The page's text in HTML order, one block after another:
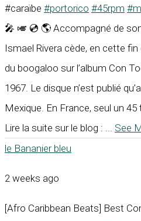
#caraïbe #portorico #45rpm
🎤 🎺 💿 🌎 Accompagné de
Ismael Rivera cède, en cette
du boogaloo sur l’album Con
1967. Le disque n’est publié
Mexique. En France, seul un 45
Lire la suite sur le blog :
See
le Bananier bleu
2 weeks ago
[Afro Caribbean Beats] Best